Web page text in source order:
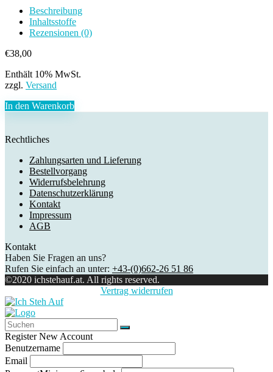
Beschreibung
Inhaltsstoffe
Rezensionen (0)
€38,00
Enthält 10% MwSt.
zzgl. Versand
In den Warenkorb
Rechtliches
Zahlungsarten und Lieferung
Bestellvorgang
Widerrufsbelehrung
Datenschutzerklärung
Kontakt
Impressum
AGB
Kontakt
Haben Sie Fragen an uns?
Rufen Sie einfach an unter: +43-(0)662-26 51 86
©2020 ichstehauf.at. All rights reserved.
Vertrag widerrufen
Register New Account
Benutzername
Email